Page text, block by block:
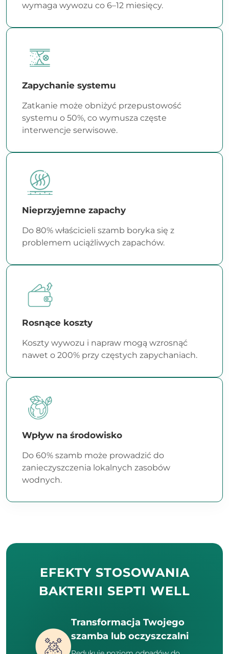
wymaga wywozu co 6–12 miesięcy.
Zapychanie systemu
Zatkanie może obniżyć przepustowość
systemu o 50%, co wymusza częste
interwencje serwisowe.
Nieprzyjemne zapachy
Do 80% właścicieli szamb boryka się z
problemem uciążliwych zapachów.
Rosnące koszty
Koszty wywozu i napraw mogą wzrosnąć
nawet o 200% przy częstych zapychaniach.
Wpływ na środowisko
Do 60% szamb może prowadzić do
zanieczyszczenia lokalnych zasobów
wodnych.
EFEKTY STOSOWANIA
BAKTERII SEPTI WELL
Transformacja Twojego
szamba lub oczyszczalni